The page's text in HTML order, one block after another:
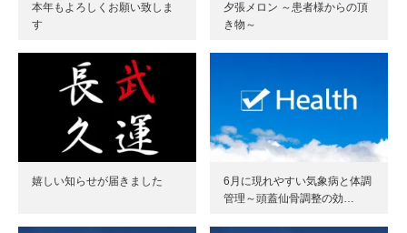
本年もよろしくお願い致しま
す
夕張メロン ～患者様からの頂
き物～
嬉しい知らせが届きました
6月に現れやすい気象病と体調
管理～頭蓋仙骨調整の効…